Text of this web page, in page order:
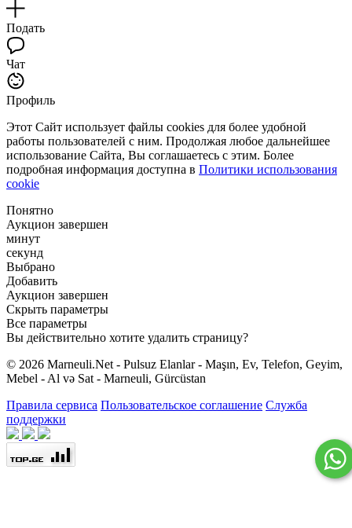
Подать
Чат
Профиль
Этот Сайт использует файлы cookies для более удобной
работы пользователей с ним. Продолжая любое дальнейшее
использование Сайта, Вы соглашаетесь с этим. Более
подробная информация доступна в Политики использования
cookie
Понятно
Аукцион завершен
минут
секунд
Выбрано
Добавить
Аукцион завершен
Скрыть параметры
Все параметры
Вы действительно хотите удалить страницу?
© 2026 Marneuli.Net - Pulsuz Elanlar - Maşın, Ev, Telefon, Geyim,
Mebel - Al və Sat - Marneuli, Gürcüstan
Правила сервиса Пользовательское соглашение Служба
поддержки